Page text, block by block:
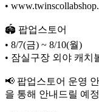
•
🏟 팝업스토어
• 8/7(금) ~ 8/10(월)
• 잠실구장 외야 캐치
📢 팝업스토어 운영
을 통해 안내드릴 예